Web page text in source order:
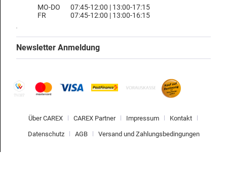
MO-DO
FR
07:45-12:00 | 13:00-17:15
07:45-12:00 | 13:00-16:15
Newsletter Anmeldung
Über CAREX CAREX Partner Impressum Kontakt
Datenschutz AGB Versand und Zahlungsbedingungen